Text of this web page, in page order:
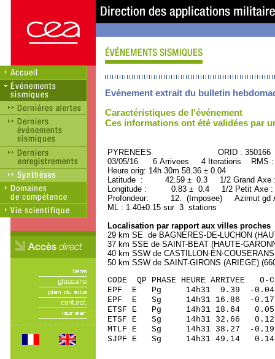
Evénement extrait du bulletin
Caractéristiques de l'événement
Ces informations ont été validées par
PYRENEES ORID : 350166
03/05/16 6 Arrivees 4 Iterations RMS
Heure orig: 14h 30m 58.36 ± 0.04
Latitude : 42.59 ± 0.3 1/2 Grand
Longitude : 0.83 ± 0.4 1/2 Petit Axe
Profondeur: 12. (Imposee) Azimut gd
ML : 1.40±0.15 sur 3 stations
Localisation par rapport aux villes proches
29 km SE de BAGNERES-DE-LUCHON
37 km SSE de SAINT-BEAT (HAUTE-
40 km SSW de CASTILLON-EN-
50 km SSW de SAINT-GIRONS (ARIEGE)
CODE QP PHASE HEURE
EPF E Pg 14h31 9.39 -0.04
EPF E Sg 14h31 16.86 -
ETSF E Pg 14h31 18.64 0.05
ETSF E Sg 14h31 32.66
MTLF E Sg 14h31 38.27 -
SJPF E Sg 14h31 49.14